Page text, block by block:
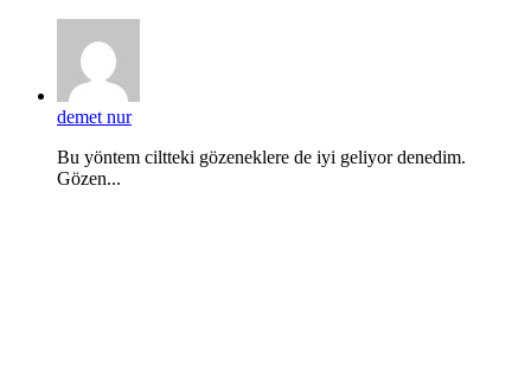
demet nur
Bu yöntem ciltteki gözeneklere de iyi geliyor denedim.
Gözen...